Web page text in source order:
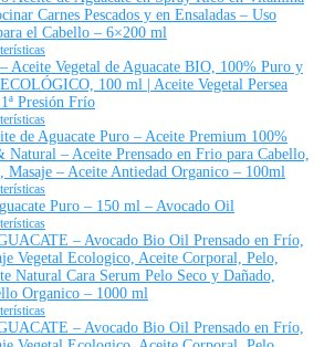
Carnes Pescados y en Ensaladas – Uso
el Cabello – 6×200 ml
Aceite Vegetal de Aguacate BIO, 100% Puro y
100 ml | Aceite Vegetal Persea
Presión Frío
de Aguacate Puro – Aceite Premium 100%
Natural – Aceite Prensado en Frio para Cabello,
Masaje – Aceite Antiedad Organico – 100ml
Puro – 150 ml – Avocado Oil
– Avocado Bio Oil Prensado en Frío,
Vegetal Ecologico, Aceite Corporal, Pelo,
Natural Cara Serum Pelo Seco y Dañado,
Organico – 1000 ml
– Avocado Bio Oil Prensado en Frío,